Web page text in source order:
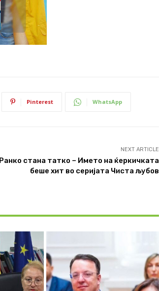
Pinterest WhatsApp
NEXT ARTICLE
Ранко стана татко – Името на ќеркичката
беше хит во серијата Чиста љубов